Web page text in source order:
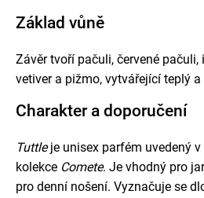
Základ vůně
Závěr tvoří pačuli, červené
vetiver a pižmo, vytvářející teplý
Charakter a doporučení
Tuttleje unisex parfém uvedený
kolekce Comete. Je vhodný pro
pro denní nošení. Vyznačuje se